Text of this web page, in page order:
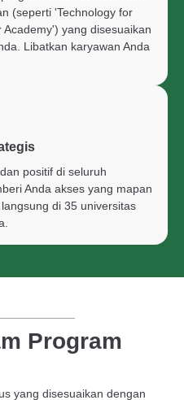
(seperti 'Technology for
yang disesuaikan
Libatkan karyawan Anda
positif di seluruh
Anda akses yang mapan
di 35 universitas
Program
yang disesuaikan dengan